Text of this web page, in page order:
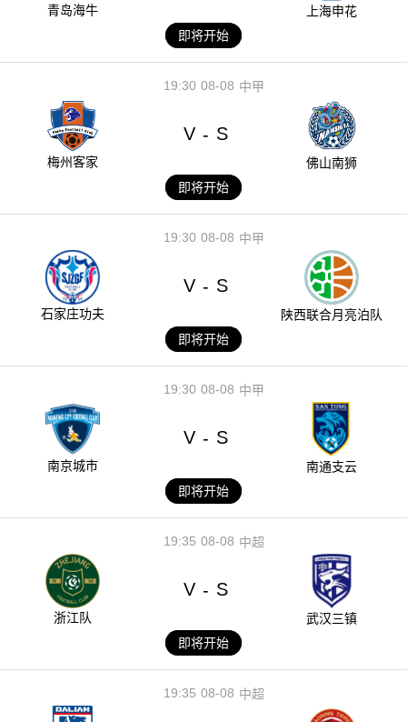
青岛海牛
上海申花
即将开始
08-08
19:30 中甲
梅州客家
V - S
佛山南狮
即将开始
08-08
19:30 中甲
石家庄功夫
V - S
陕西联合月亮泊队
即将开始
08-08
19:30 中甲
南京城市
V - S
南通支云
即将开始
08-08
19:35 中超
浙江队
V - S
武汉三镇
即将开始
08-08
19:35 中超